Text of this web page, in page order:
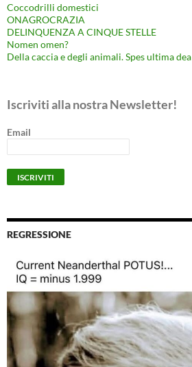
Coccodrilli domestici
ONAGROCRAZIA
DELINQUENZA A CINQUE STELLE
Nomen omen?
Della caccia e degli animali. Spes ultima dea
Iscriviti alla nostra Newsletter!
Email
REGRESSIONE